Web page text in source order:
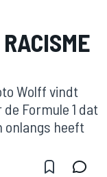
Wolff vindt
Formule 1 dat
onlangs heeft